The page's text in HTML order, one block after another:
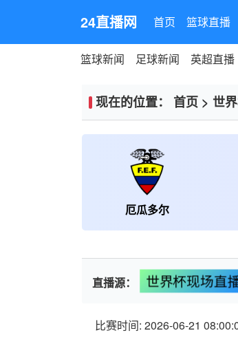
24直播网 首页 篮球直播
篮球新闻 足球新闻 英超直播
现在的位置： 首页 > 世
厄瓜多尔
直播源： 世界杯现场直播
比赛时间: 2026-06-21